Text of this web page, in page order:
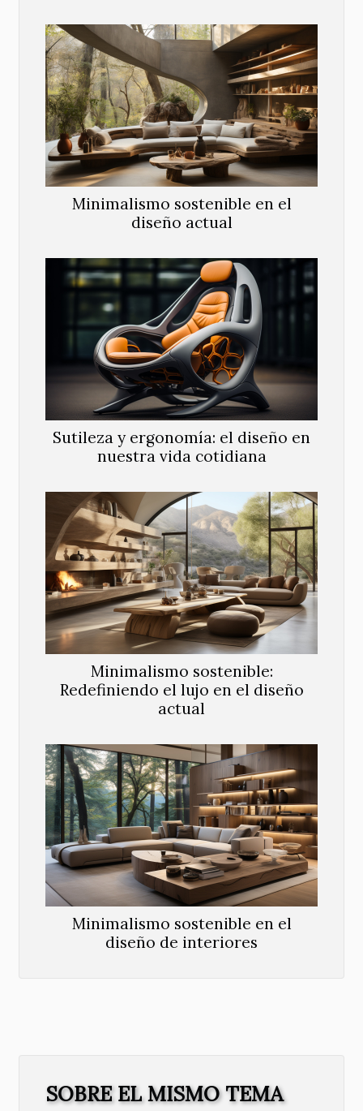
Minimalismo sostenible en el
diseño actual
Sutileza y ergonomía: el diseño en
nuestra vida cotidiana
Minimalismo sostenible:
Redefiniendo el lujo en el diseño
actual
Minimalismo sostenible en el
diseño de interiores
SOBRE EL MISMO TEMA